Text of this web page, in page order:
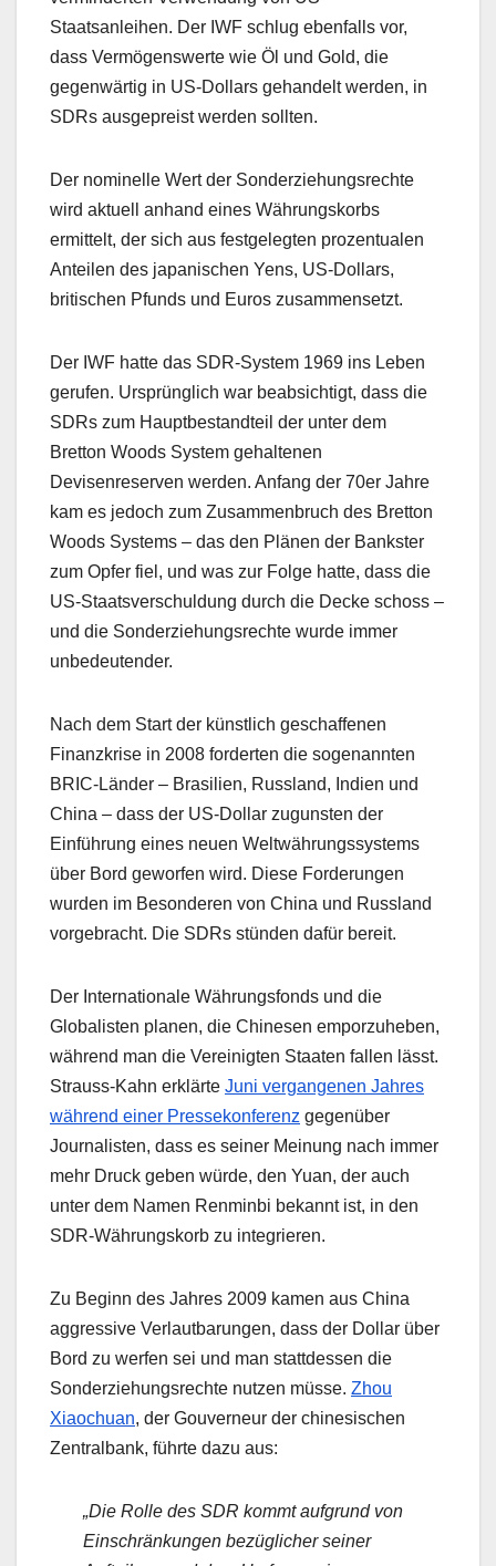
Staatsanleihen. Der IWF schlug ebenfalls vor,
dass Vermögenswerte wie Öl und Gold, die
gegenwärtig in US-Dollars gehandelt werden, in
SDRs ausgepreist werden sollten.
Der nominelle Wert der Sonderziehungsrechte
wird aktuell anhand eines Währungskorbs
ermittelt, der sich aus festgelegten prozentualen
Anteilen des japanischen Yens, US-Dollars,
britischen Pfunds und Euros zusammensetzt.
Der IWF hatte das SDR-System 1969 ins Leben
gerufen. Ursprünglich war beabsichtigt, dass die
SDRs zum Hauptbestandteil der unter dem
Bretton Woods System gehaltenen
Devisenreserven werden. Anfang der 70er Jahre
kam es jedoch zum Zusammenbruch des Bretton
Woods Systems – das den Plänen der Bankster
zum Opfer fiel, und was zur Folge hatte, dass die
US-Staatsverschuldung durch die Decke schoss –
und die Sonderziehungsrechte wurde immer
unbedeutender.
Nach dem Start der künstlich geschaffenen
Finanzkrise in 2008 forderten die sogenannten
BRIC-Länder – Brasilien, Russland, Indien und
China – dass der US-Dollar zugunsten der
Einführung eines neuen Weltwährungssystems
über Bord geworfen wird. Diese Forderungen
wurden im Besonderen von China und Russland
vorgebracht. Die SDRs stünden dafür bereit.
Der Internationale Währungsfonds und die
Globalisten planen, die Chinesen emporzuheben,
während man die Vereinigten Staaten fallen lässt.
Strauss-Kahn erklärte Juni vergangenen Jahres
während einer Pressekonferenz gegenüber
Journalisten, dass es seiner Meinung nach immer
mehr Druck geben würde, den Yuan, der auch
unter dem Namen Renminbi bekannt ist, in den
SDR-Währungskorb zu integrieren.
Zu Beginn des Jahres 2009 kamen aus China
aggressive Verlautbarungen, dass der Dollar über
Bord zu werfen sei und man stattdessen die
Sonderziehungsrechte nutzen müsse. Zhou
Xiaochuan, der Gouverneur der chinesischen
Zentralbank, führte dazu aus:
„Die Rolle des SDR kommt aufgrund von
Einschränkungen bezüglicher seiner